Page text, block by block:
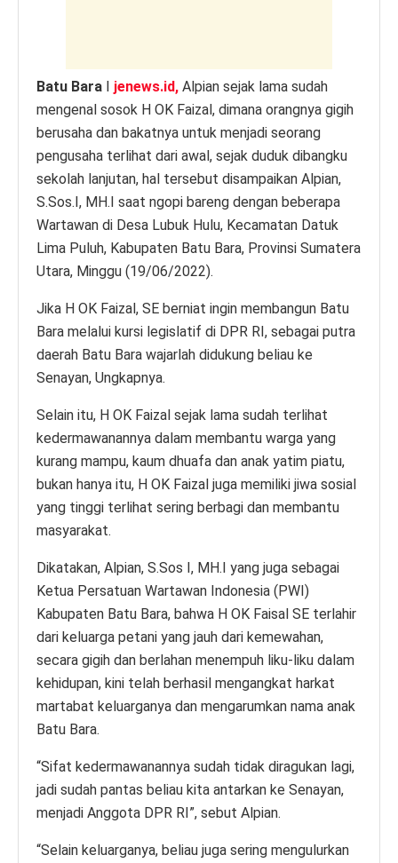
Batu Bara I jenews.id, Alpian sejak lama sudah
mengenal sosok H OK Faizal, dimana orangnya gigih
berusaha dan bakatnya untuk menjadi seorang
pengusaha terlihat dari awal, sejak duduk dibangku
sekolah lanjutan, hal tersebut disampaikan Alpian,
S.Sos.I, MH.I saat ngopi bareng dengan beberapa
Wartawan di Desa Lubuk Hulu, Kecamatan Datuk
Lima Puluh, Kabupaten Batu Bara, Provinsi Sumatera
Utara, Minggu (19/06/2022).
Jika H OK Faizal, SE berniat ingin membangun Batu
Bara melalui kursi legislatif di DPR RI, sebagai putra
daerah Batu Bara wajarlah didukung beliau ke
Senayan, Ungkapnya.
Selain itu, H OK Faizal sejak lama sudah terlihat
kedermawanannya dalam membantu warga yang
kurang mampu, kaum dhuafa dan anak yatim piatu,
bukan hanya itu, H OK Faizal juga memiliki jiwa sosial
yang tinggi terlihat sering berbagi dan membantu
masyarakat.
Dikatakan, Alpian, S.Sos I, MH.I yang juga sebagai
Ketua Persatuan Wartawan Indonesia (PWI)
Kabupaten Batu Bara, bahwa H OK Faisal SE terlahir
dari keluarga petani yang jauh dari kemewahan,
secara gigih dan berlahan menempuh liku-liku dalam
kehidupan, kini telah berhasil mengangkat harkat
martabat keluarganya dan mengarumkan nama anak
Batu Bara.
“Sifat kedermawanannya sudah tidak diragukan lagi,
jadi sudah pantas beliau kita antarkan ke Senayan,
menjadi Anggota DPR RI”, sebut Alpian.
“Selain keluarganya, beliau juga sering mengulurkan